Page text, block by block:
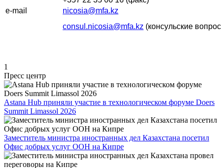
e-mail
nicosia@mfa.kz
consul.nicosia@mfa.kz (консульские
1
Пресс центр
Astana Hub приняли участие в технологическом форуме Doers
Summit Limassol 2026
Заместитель министра иностранных дел Казахстана посетил
Офис добрых услуг ООН на Кипре